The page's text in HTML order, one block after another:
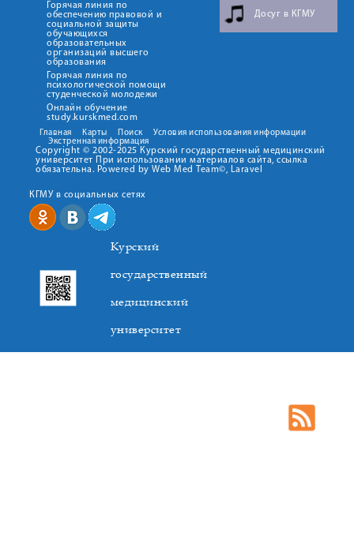
Горячая линия по
обеспечению правовой и
социальной защиты
обучающихся
образовательных
организаций высшего
образования
Горячая линия по
психологической помощи
студенческой молодежи
Онлайн обучение
study.kurskmed.com
Досуг в КГМУ
Главная Карты Поиск
Условия использования информации
Экстренная информация
Copyright © 2002-2025 Курский государственный медицинский
университет При использовании материалов сайта, ссылка
обязательна. Powered by Web Med Team©, Laravel
КГМУ в социальных сетях
Курский
государственный
медицинский
университет